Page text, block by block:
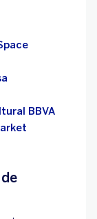
BBVA